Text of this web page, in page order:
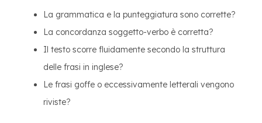
La grammatica e la punteggiatura sono corrette?
La concordanza soggetto-verbo è corretta?
Il testo scorre fluidamente secondo la struttura
delle frasi in inglese?
Le frasi goffe o eccessivamente letterali vengono
riviste?